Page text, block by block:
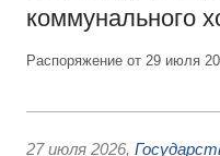
коммунального
Распоряжение от 29 июля
27 июля 2026,